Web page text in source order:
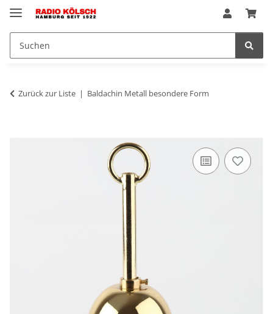
Zurück zur Liste Baldachin Metall besondere Form